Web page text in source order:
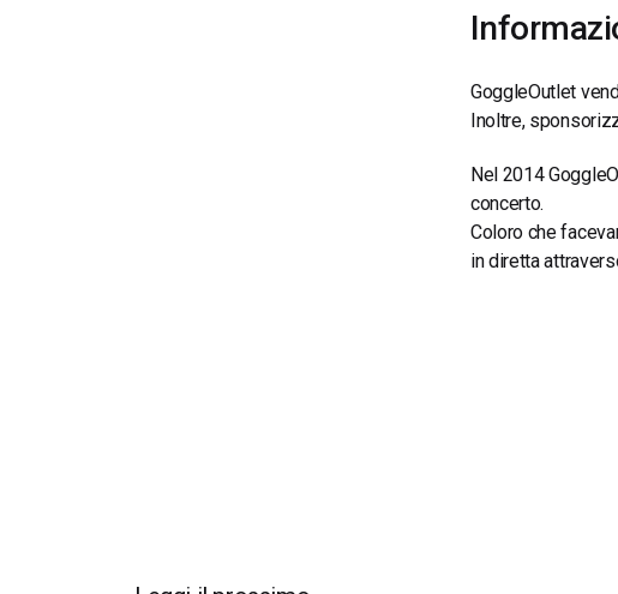
GoggleOutlet
Inoltre,
Nel 2014
concerto.
Coloro che
in diretta